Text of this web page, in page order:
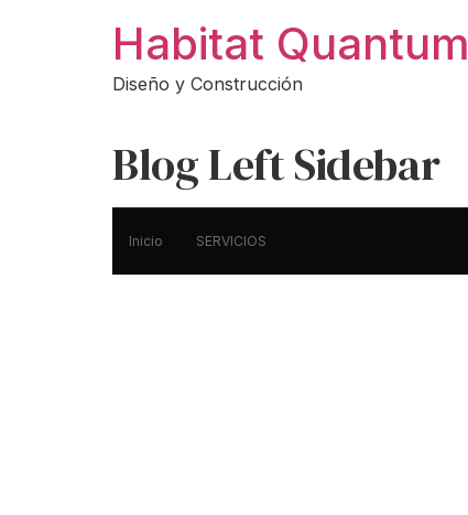
Habitat Quantum
Diseño y Construcción
Blog Left Sidebar
Inicio SERVICIOS